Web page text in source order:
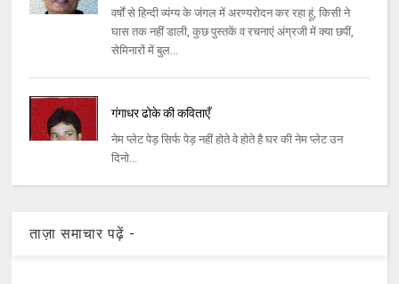
वर्षों से हिन्दी व्यंग्य के जंगल में अरण्यरोदन कर रहा हूं, किसी ने
घास तक नहीं डाली, कुछ पुस्तकें व रचनाएं अंग्रजी में क्या छपीं,
सेमिनारों में बुल...
गंगाधर ढोके की कविताएँ
नेम प्‍लेट पेड़ सिर्फ पेड़ नहीं होते वे होते है घर की नेम प्‍लेट उन
दिनो...
ताज़ा समाचार पढ़ें -